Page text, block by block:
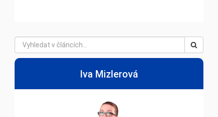
Iva Mizlerová